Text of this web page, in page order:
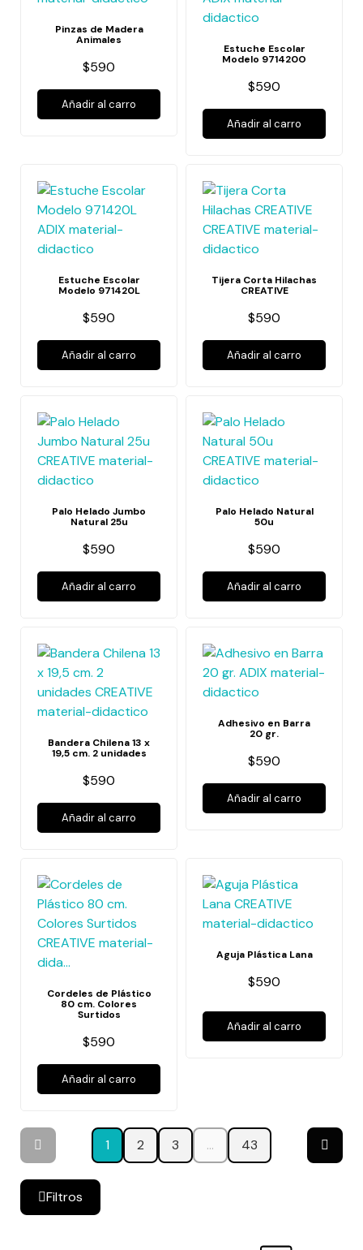
Filtros
Pinzas de Madera
Animales
$590
Añadir al carro
Estuche Escolar
Modelo 971420O
$590
Añadir al carro
Estuche Escolar
Modelo 971420L
$590
Añadir al carro
Tijera Corta Hilachas
CREATIVE
$590
Añadir al carro
Palo Helado Jumbo
Natural 25u
$590
Añadir al carro
Palo Helado Natural
50u
$590
Añadir al carro
Bandera Chilena 13 x
19,5 cm. 2 unidades
$590
Añadir al carro
Adhesivo en Barra
20 gr.
$590
Añadir al carro
Cordeles de Plástico
80 cm. Colores
Surtidos
$590
Añadir al carro
Aguja Plástica Lana
$590
Añadir al carro
1 2 3 … 43